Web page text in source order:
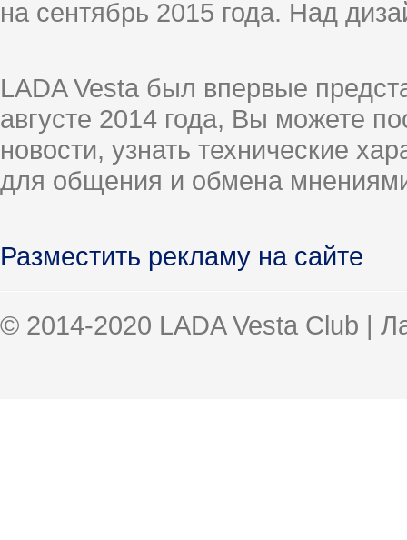
на сентябрь 2015 года. Над
LADA Vesta был впервые
августе 2014 года, Вы можете
новости, узнать технические
для общения и обмена
Разместить рекламу на сайте
© 2014-2020 LADA Vesta Club |